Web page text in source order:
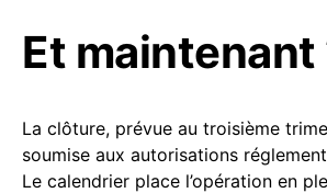
Et maintenant
La clôture, prévue au troisième
soumise aux autorisations
Le calendrier place l’opération en